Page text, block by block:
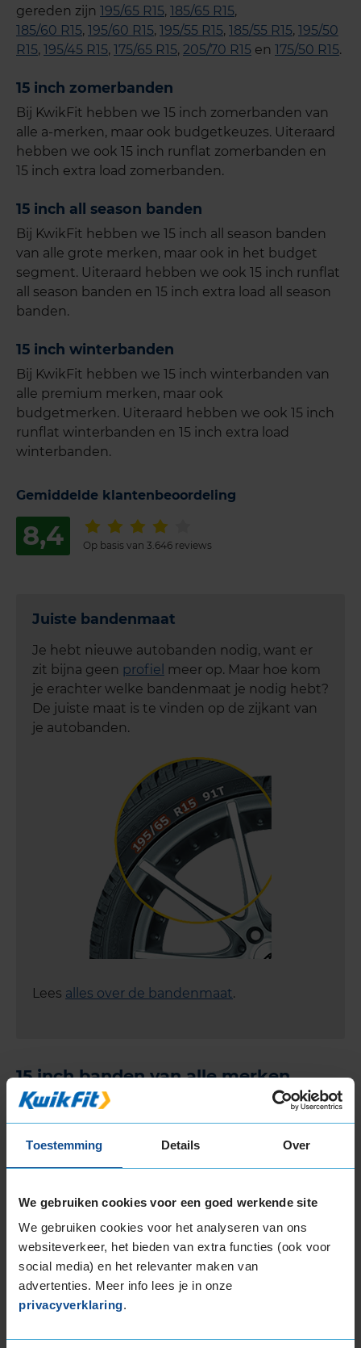
Toestemming Details Over
We gebruiken cookies voor een goed werkende site
We gebruiken cookies voor het analyseren van ons
websiteverkeer, het bieden van extra functies (ook voor
social media) en het relevanter maken van
advertenties. Meer info lees je in onze
privacyverklaring.
gereden zijn 195/65 R15, 185/65 R15,
185/60 R15, 195/60 R15, 195/55 R15, 185/55 R15, 195/50
R15, 195/45 R15, 175/65 R15, 205/70 R15 en 175/50 R15.
15 inch zomerbanden
Bij KwikFit hebben we 15 inch zomerbanden van
alle a-merken, maar ook budgetkeuzes. Uiteraard
hebben we ook 15 inch runflat zomerbanden en
15 inch extra load zomerbanden.
15 inch all season banden
Bij KwikFit hebben we 15 inch all season banden
van alle grote merken, maar ook in het budget
segment. Uiteraard hebben we ook 15 inch runflat
all season banden en 15 inch extra load all season
banden.
15 inch winterbanden
Bij KwikFit hebben we 15 inch winterbanden van
alle premium merken, maar ook
budgetmerken. Uiteraard hebben we ook 15 inch
runflat winterbanden en 15 inch extra load
winterbanden.
Gemiddelde klantenbeoordeling
8,4 Op basis van 3.646 reviews
Juiste bandenmaat
Je hebt nieuwe autobanden nodig, want er
zit bijna geen profiel meer op. Maar hoe kom
je erachter welke bandenmaat je nodig hebt?
De juiste maat is te vinden op de zijkant van
je autobanden.
Lees alles over de bandenmaat.
15 inch banden van alle merken
Bij KwikFit vind je meer dan 20 bandenmerken,
waaronder alle topmerken zoals autobanden
vanContinental Goodyear,Michelin Vredestein
Naast deze bekende bandenmerken hebben we
ook veel andere top- en budgetmerken voor